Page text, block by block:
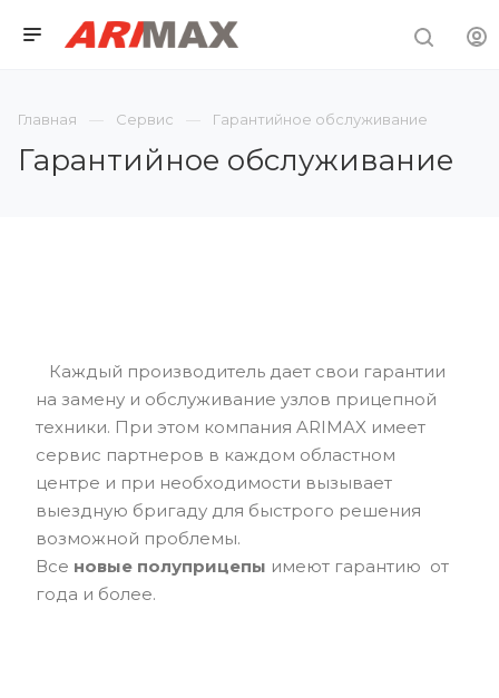
Главная Сервис Гарантийное обслуживание
Гарантийное обслуживание
Каждый производитель дает свои гарантии
на замену и обслуживание узлов прицепной
техники. При этом компания ARIMAX имеет
сервис партнеров в каждом областном
центре и при необходимости вызывает
выездную бригаду для быстрого решения
возможной проблемы.
Все новые полуприцепы имеют гарантию от
года и более.